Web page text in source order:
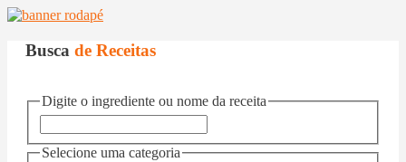
Busca de Receitas
Digite o ingrediente ou nome da receita
Selecione uma categoria